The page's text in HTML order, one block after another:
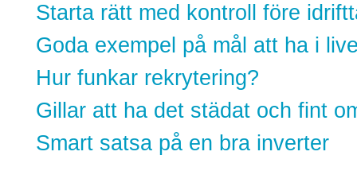
Starta rätt med kontroll före
Goda exempel på mål att ha i
Hur funkar rekrytering?
Gillar att ha det städat och fint
Smart satsa på en bra inverter